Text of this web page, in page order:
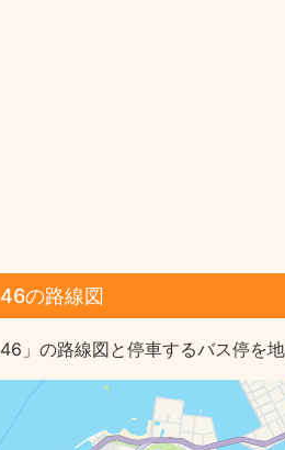
の路線図
46」の路線図と停車するバス停を